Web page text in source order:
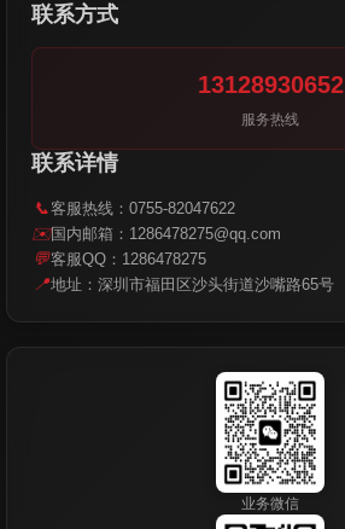
联系方式
13128930652
服务热线
联系详情
📞客服热线：0755-82047622
✉️国内邮箱：1286478275@qq.com
💬客服QQ：1286478275
📍地址：深圳市福田区沙头街道沙嘴路65号
业务微信